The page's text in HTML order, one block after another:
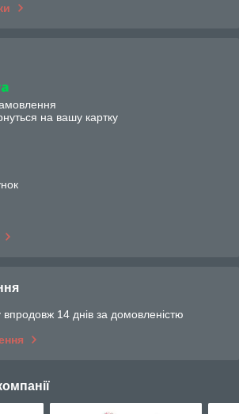
на вашу картку
14 днів за домовленістю